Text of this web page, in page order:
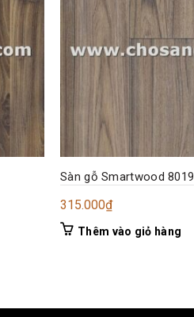
Sàn gỗ Smartwood 8019
315.000₫
Thêm vào giỏ hàng